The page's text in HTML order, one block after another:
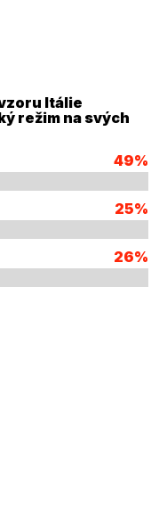
Itálie
režim na svých
49%
25%
26%